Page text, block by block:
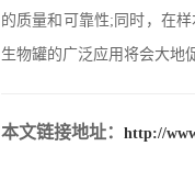
的质量和可靠性;同时，在
生物罐的广泛应用将会大地
本文链接地址： http://